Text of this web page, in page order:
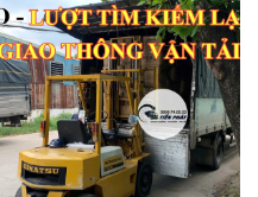
Tiến Phát Express đang dần
khẳng định vị thế là một trong
những đơn vị uy tín, nhanh
chóng và được khách hàng tin
dùng nhất hiện nay.